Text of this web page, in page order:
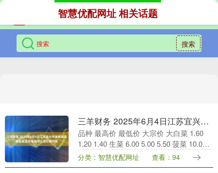
搜索
智慧优配网址 相关话题
三羊财务 2025年6月4日江苏宜兴市瑞德蔬菜果品批发市场有限公司价格行情
品种 最高价 最低价 大宗价 大白菜 1.60
1.20 1.40 生菜 6.00 5.00 5.50 菠菜 10.00
9.00 9.50 茼蒿 7.00 6....
分类：智慧优配网址 查看：94